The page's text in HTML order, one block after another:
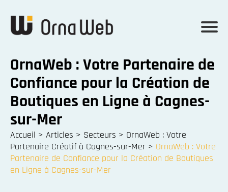
OrnaWeb : Votre Partenaire de
Confiance pour la Création de
Boutiques en Ligne à Cagnes-
sur-Mer
Accueil > Articles > Secteurs > OrnaWeb : Votre
Partenaire Créatif à Cagnes-sur-Mer > OrnaWeb : Votre
Partenaire de Confiance pour la Création de Boutiques
en Ligne à Cagnes-sur-Mer